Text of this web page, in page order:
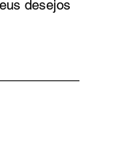
desejos